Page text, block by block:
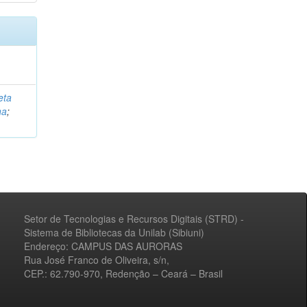
;
Setor de Tecnologias e Recursos Digitais (STRD) -
Sistema de Bibliotecas da Unilab (Sibiuni)
Endereço: CAMPUS DAS AURORAS
Rua José Franco de Oliveira, s/n,
CEP.: 62.790-970, Redenção – Ceará – Brasil